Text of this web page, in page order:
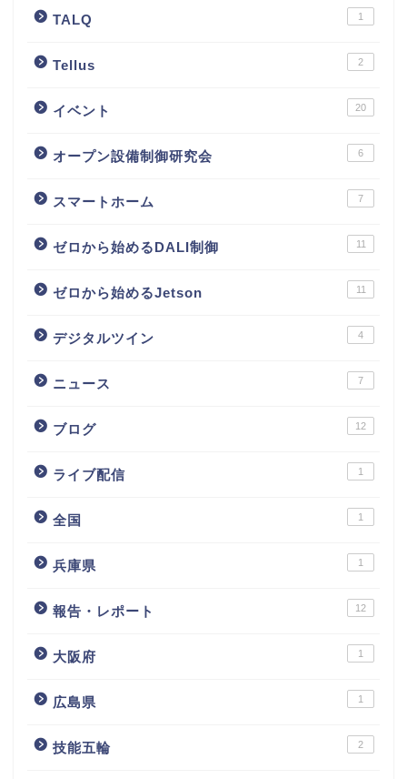
TALQ 1
Tellus 2
イベント 20
オープン設備制御研究会 6
スマートホーム 7
ゼロから始めるDALI制御 11
ゼロから始めるJetson 11
デジタルツイン 4
ニュース 7
ブログ 12
ライブ配信 1
全国 1
兵庫県 1
報告・レポート 12
大阪府 1
広島県 1
技能五輪 2